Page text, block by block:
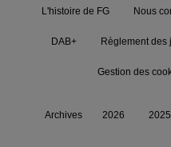
L'histoire de FG Nous
DAB+ Règlement des
Gestion des
Archives 2026 2025